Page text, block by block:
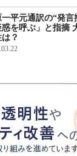
一平元通訳の“発
惑を呼ぶ」と指摘
？